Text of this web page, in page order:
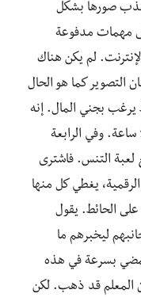
صورها بشكل
مهمات مدفوعة
لم يكن هناك
التصوير كما هو الحال
يرغب بجني المال. إنه
يقدر أنه مسجل فيما يقرب من 10,000 ساعة. وفي الرابعة
لعبة التنس. فاشترى
يغطي كل منها
الحائط. يقول
ليخبرهم ما
يمضي بسرعة في هذه
المعلم قد ذهب. لكن